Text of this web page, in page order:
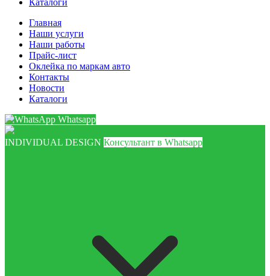
Каталоги
Главная
Наши услуги
Наши работы
Прайс-лист
Оклейка по маркам авто
Контакты
Новости
Каталоги
Whatsapp
INDIVIDUAL DESIGN Консультант в Whatsapp